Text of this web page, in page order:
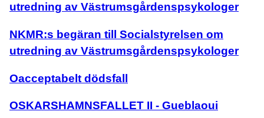
utredning av Västrumsgårdenspsykologer
NKMR:s begäran till Socialstyrelsen om
utredning av Västrumsgårdenspsykologer
Oacceptabelt dödsfall
OSKARSHAMNSFALLET II - Gueblaoui